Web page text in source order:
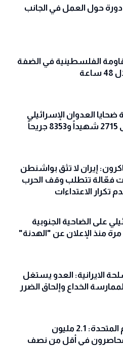
دورة حول العمل في الجانب
الفلسطينية في الضفة
ضحايا العدوان الإسرائيلي
إيران لا تثق بواشنطن
فعّالة تتطلب وقف الحرب
تكرار الاعتداءات
على الضاحية الجنوبية
مرة منذ الإعلان عن "الهدنة"
الايرانية: العدو يستغل
الخداع وإلحاق الضرر
متحدث الأمم المتحدة: 2.1 مليون
في أقل من نصف